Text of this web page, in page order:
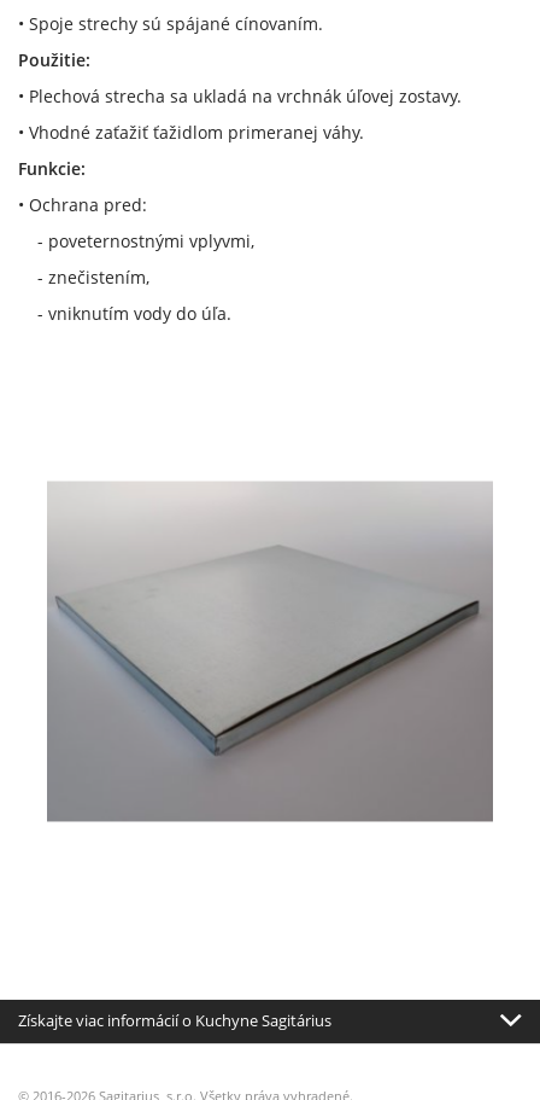
• Spoje strechy sú spájané cínovaním.
Použitie:
• Plechová strecha sa ukladá na vrchnák úľovej zostavy.
• Vhodné zaťažiť ťažidlom primeranej váhy.
Funkcie:
• Ochrana pred:
- poveternostnými vplyvmi,
- znečistením,
- vniknutím vody do úľa.
Získajte viac informácií o Kuchyne Sagitárius
© 2016-2026 Sagitarius, s.r.o. Všetky práva vyhradené.